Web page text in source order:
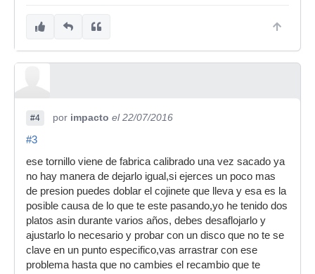
#4 por impacto el 22/07/2016
#3
ese tornillo viene de fabrica calibrado una vez sacado ya
no hay manera de dejarlo igual,si ejerces un poco mas
de presion puedes doblar el cojinete que lleva y esa es la
posible causa de lo que te este pasando,yo he tenido dos
platos asin durante varios años, debes desaflojarlo y
ajustarlo lo necesario y probar con un disco que no te se
clave en un punto especifico,vas arrastrar con ese
problema hasta que no cambies el recambio que te